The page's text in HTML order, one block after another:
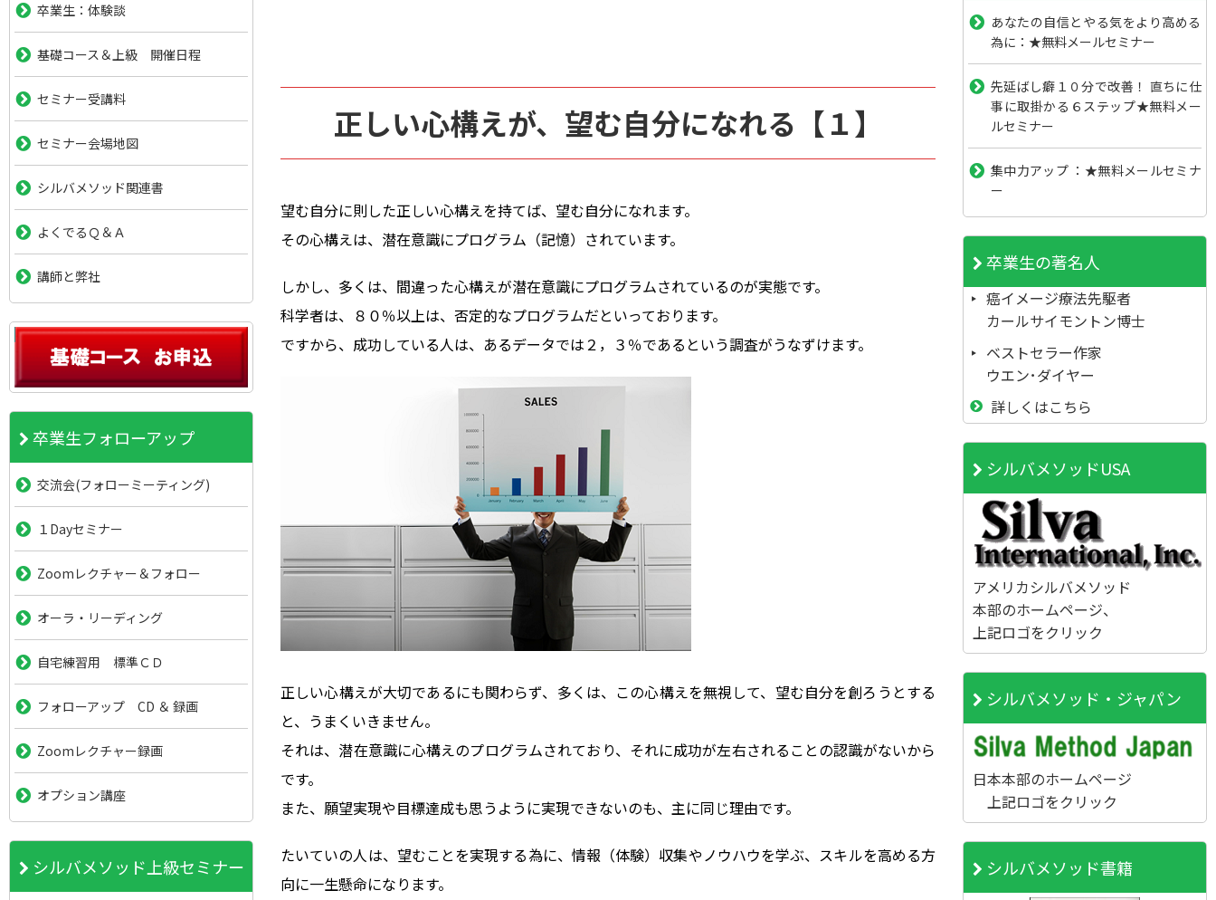
正しい心構えが、望む自分になれる【１】
望む自分に則した正しい心構えを持てば、望む自分になれます。
その心構えは、潜在意識にプログラム（記憶）されています。
しかし、多くは、間違った心構えが潜在意識にプログラムされているのが実態です。
科学者は、８０％以上は、否定的なプログラムだといっております。
ですから、成功している人は、あるデータでは２，３％であるという調査がうなずけます。
正しい心構えが大切であるにも関わらず、多くは、この心構えを無視して、望む自分を創ろうとする
と、うまくいきません。
それは、潜在意識に心構えのプログラムされており、それに成功が左右されることの認識がないから
です。
また、願望実現や目標達成も思うように実現できないのも、主に同じ理由です。
たいていの人は、望むことを実現する為に、情報（体験）収集やノウハウを学ぶ、スキルを高める方
向に一生懸命になります。
卒業生：体験談
基礎コース＆上級 開催日程
セミナー受講料
セミナー会場地図
シルバメソッド関連書
よくでるＱ＆Ａ
講師と弊社
卒業生フォローアップ
交流会(フォローミーティング)
１Dayセミナー
Zoomレクチャー＆フォロー
オーラ・リーディング
自宅練習用 標準ＣＤ
フォローアップ CD ＆ 録画
Zoomレクチャー録画
オプション講座
シルバメソッド上級セミナー
あなたの自信とやる気をより高める
為に：★無料メールセミナー
先延ばし癖１０分で改善！ 直ちに仕
事に取掛かる６ステップ★無料メー
ルセミナー
集中力アップ ：★無料メールセミナ
ー
卒業生の著名人
癌イメージ療法先駆者
カールサイモントン博士
ベストセラー作家
ウエン･ダイヤー
詳しくはこちら
シルバメソッドUSA
アメリカシルバメソッド
本部のホームページ、
上記ロゴをクリック
シルバメソッド・ジャパン
日本本部のホームページ
上記ロゴをクリック
シルバメソッド書籍